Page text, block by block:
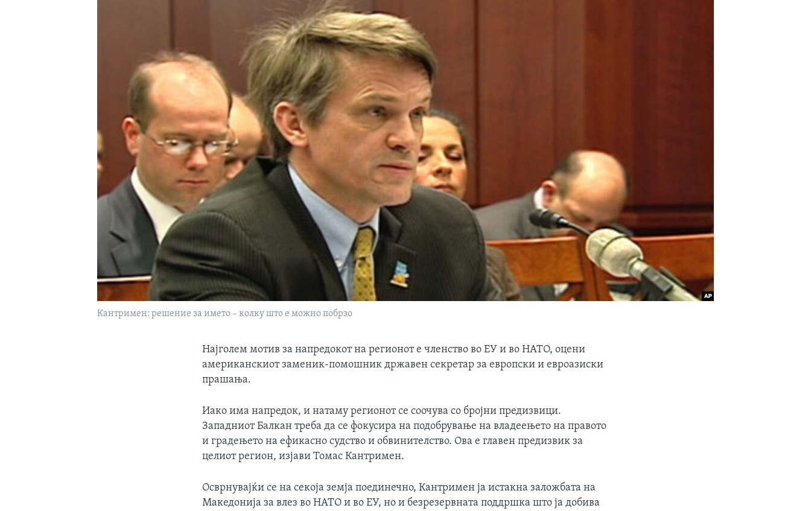
Кантримен: решение за името – колку што е можно побрзо
Најголем мотив за напредокот на регионот е членство во ЕУ и во НАТО, оцени
американскиот заменик-помошник државен секретар за eвропски и eвроазиски
прашања.
Иако има напредок, и натаму регионот се соочува со бројни предизвици.
Западниот Балкан треба да се фокусира на подобрување на владеењето на правото
и градењето на ефикасно судство и обвинителство. Ова е главен предизвик за
целиот регион, изјави Томас Кантримен.
Осврнувајќи се на секоја земја поединечно, Кантримен ја истакна заложбата на
Македонија за влез во НАТО и во ЕУ, но и безрезервната поддршка што ја добива